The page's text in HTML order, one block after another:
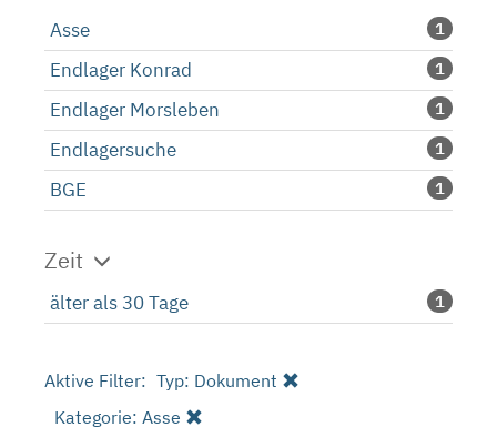
Asse 1
Endlager Konrad 1
Endlager Morsleben 1
Endlagersuche 1
BGE 1
Zeit
älter als 30 Tage 1
Aktive Filter: Typ: Dokument
Kategorie: Asse